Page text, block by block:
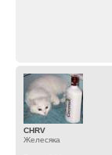
CHRV
Желесяка